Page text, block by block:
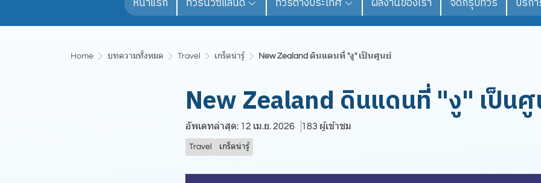
Home บทความทั้งหมด Travel เกร็ดน่ารู้ New Zealand ดินแดนที่ "งู" เป็นศูนย์
New Zealand ดินแดนที่ "งู" เป็น
อัพเดทล่าสุด: 12 เม.ย. 2026 183 ผู้เข้าชม
Travel เกร็ดน่ารู้